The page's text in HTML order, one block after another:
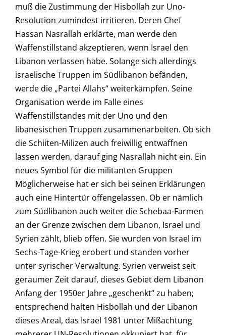
muß die Zustimmung der Hisbollah zur Uno-
Resolution zumindest irritieren. Deren Chef
Hassan Nasrallah erklärte, man werde den
Waffenstillstand akzeptieren, wenn Israel den
Libanon verlassen habe. Solange sich allerdings
israelische Truppen im Südlibanon befänden,
werde die „Partei Allahs“ weiterkämpfen. Seine
Organisation werde im Falle eines
Waffenstillstandes mit der Uno und den
libanesischen Truppen zusammenarbeiten. Ob sich
die Schiiten-Milizen auch freiwillig entwaffnen
lassen werden, darauf ging Nasrallah nicht ein. Ein
neues Symbol für die militanten Gruppen
Möglicherweise hat er sich bei seinen Erklärungen
auch eine Hintertür offengelassen. Ob er nämlich
zum Südlibanon auch weiter die Schebaa-Farmen
an der Grenze zwischen dem Libanon, Israel und
Syrien zählt, blieb offen. Sie wurden von Israel im
Sechs-Tage-Krieg erobert und standen vorher
unter syrischer Verwaltung. Syrien verweist seit
geraumer Zeit darauf, dieses Gebiet dem Libanon
Anfang der 1950er Jahre „geschenkt“ zu haben;
entsprechend halten Hisbollah und der Libanon
dieses Areal, das Israel 1981 unter Mißachtung